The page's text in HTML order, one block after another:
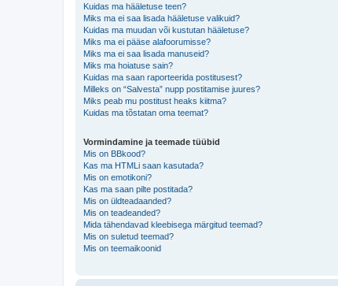
Kuidas ma hääletuse teen?
Miks ma ei saa lisada hääletuse valikuid?
Kuidas ma muudan või kustutan hääletuse?
Miks ma ei pääse alafoorumisse?
Miks ma ei saa lisada manuseid?
Miks ma hoiatuse sain?
Kuidas ma saan raporteerida postitusest?
Milleks on “Salvesta” nupp postitamise juures?
Miks peab mu postitust heaks kiitma?
Kuidas ma tõstatan oma teemat?
Vormindamine ja teemade tüübid
Mis on BBkood?
Kas ma HTMLi saan kasutada?
Mis on emotikoni?
Kas ma saan pilte postitada?
Mis on üldteadaanded?
Mis on teadeanded?
Mida tähendavad kleebisega märgitud teemad?
Mis on suletud teemad?
Mis on teemaikoonid